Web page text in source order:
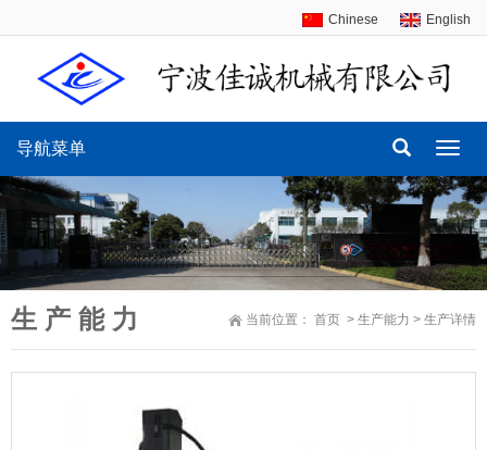
Chinese English
导
航
菜
单
导航菜单
当前位置： 首页 > 生产能力 > 生产详情
生 产 能 力